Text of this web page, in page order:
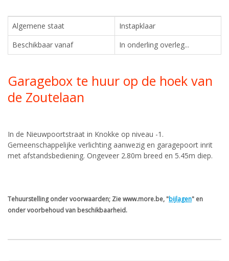
Algemene staat
Instapklaar
Beschikbaar vanaf
In onderling overleg...
Garagebox te huur op de hoek van
de Zoutelaan
In de Nieuwpoortstraat in Knokke op niveau -1.
Gemeenschappelijke verlichting aanwezig en garagepoort inrit
met afstandsbediening. Ongeveer 2.80m breed en 5.45m diep.
Tehuurstelling onder voorwaarden; Zie www.more.be, "bijlagen" en
onder voorbehoud van beschikbaarheid.